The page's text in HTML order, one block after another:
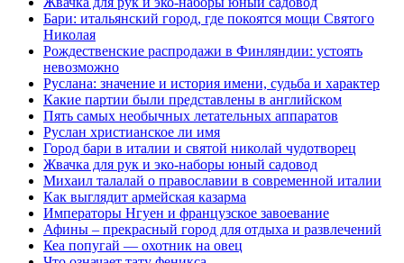
Бари: итальянский город, где покоятся мощи Святого
Николая
Рождественские распродажи в Финляндии: устоять
невозможно
Руслана: значение и история имени, судьба и характер
Какие партии были представлены в английском
Пять самых необычных летательных аппаратов
Руслан христианское ли имя
Город бари в италии и святой николай чудотворец
Жвачка для рук и эко-наборы юный садовод
Михаил талалай о православии в современной италии
Как выглядит армейская казарма
Императоры Нгуен и французское завоевание
Афины – прекрасный город для отдыха и развлечений
Кеа попугай — охотник на овец